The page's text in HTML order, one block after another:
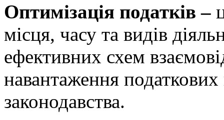
Оптимізація податків –
місця, часу та видів
ефективних схем
навантаження
законодавства.